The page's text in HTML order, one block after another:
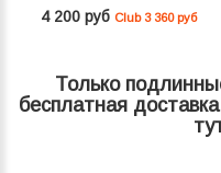
4 200 руб Club 3 360 руб
Только
бесплатная